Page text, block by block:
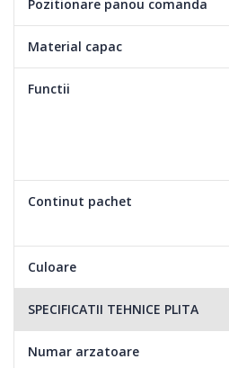
Pozitionare panou comanda
Material capac
Functii
Continut pachet
Culoare
SPECIFICATII TEHNICE PLITA
Numar arzatoare